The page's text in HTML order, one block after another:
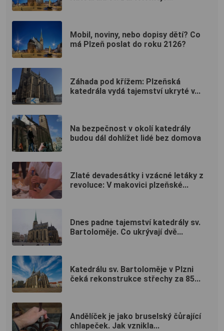
Mobil, noviny, nebo dopisy dětí? Co
má Plzeň poslat do roku 2126?
Záhada pod křížem: Plzeňská
katedrála vydá tajemství ukryté v...
Na bezpečnost v okolí katedrály
budou dál dohlížet lidé bez domova
Zlaté devadesátky i vzácné letáky z
revoluce: V makovici plzeňské...
Dnes padne tajemství katedrály sv.
Bartoloměje. Co ukrývají dvě...
Katedrálu sv. Bartoloměje v Plzni
čeká rekonstrukce střechy za 85...
Andělíček je jako bruselský čůrající
chlapeček. Jak vznikla...